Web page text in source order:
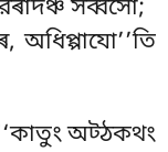
সব্বসো;
অধিপ্পাযো’’তি
অট্ঠকথং